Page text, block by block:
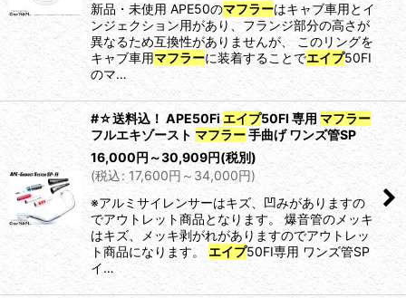
並び順:
絞り込む
新品・未使用 APE50のマフラーはキャブ車用とイ
ンジェクション用があり、フランジ部分の高さが
異なるため互換性がありませんが、 このリングを
キャブ車用マフラーに装着することでエイプ50FI
のマ…
#☆送料込！ APE50Fi エイプ50FI 専用 マフラー
フルエキゾースト マフラー手曲げ ワンズ管SP
16,000円 ～30,909円(税別)
(税込: 17,600円 ～34,000円)
※アルミサイレンサーはキズ、凹みがありますの
でアウトレット商品となります。 爆音管のメッキ
はキズ、メッキ剥がれがありますのでアウトレッ
ト商品になります。 エイプ50FI専用 ワンズ管SP
イ…